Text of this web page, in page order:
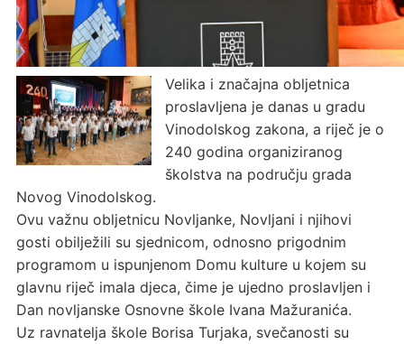
Velika i značajna obljetnica
proslavljena je danas u gradu
Vinodolskog zakona, a riječ je o
240 godina organiziranog
školstva na području grada
Novog Vinodolskog.
Ovu važnu obljetnicu Novljanke, Novljani i njihovi
gosti obilježili su sjednicom, odnosno prigodnim
programom u ispunjenom Domu kulture u kojem su
glavnu riječ imala djeca, čime je ujedno proslavljen i
Dan novljanske Osnovne škole Ivana Mažuranića.
Uz ravnatelja škole Borisa Turjaka, svečanosti su